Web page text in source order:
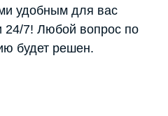
удобным для вас
24/7! Любой вопрос по
будет решен.